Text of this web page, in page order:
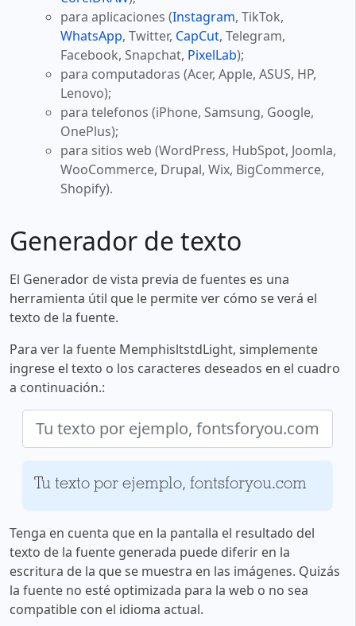
para aplicaciones (Instagram, TikTok,
WhatsApp, Twitter, CapCut, Telegram,
Facebook, Snapchat, PixelLab);
para computadoras (Acer, Apple, ASUS, HP,
Lenovo);
para telefonos (iPhone, Samsung, Google,
OnePlus);
para sitios web (WordPress, HubSpot, Joomla,
WooCommerce, Drupal, Wix, BigCommerce,
Shopify).
Generador de texto
El Generador de vista previa de fuentes es una
herramienta útil que le permite ver cómo se verá el
texto de la fuente.
Para ver la fuente MemphisltstdLight, simplemente
ingrese el texto o los caracteres deseados en el cuadro
a continuación.:
Tu texto por ejemplo, fontsforyou.com
Tenga en cuenta que en la pantalla el resultado del
texto de la fuente generada puede diferir en la
escritura de la que se muestra en las imágenes. Quizás
la fuente no esté optimizada para la web o no sea
compatible con el idioma actual.